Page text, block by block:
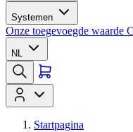
Systemen
Onze toegevoegde waarde
NL
Startpagina